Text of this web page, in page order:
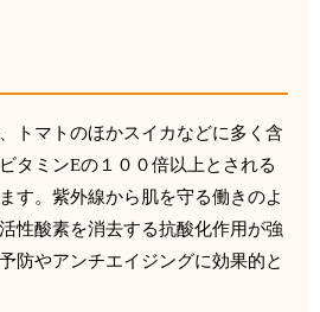
トマトのほかスイカなどに多く含
タミンEの１００倍以上とされる
す。紫外線から肌を守る働きのよ
性酸素を消去する抗酸化作用が強
防やアンチエイジングに効果的と